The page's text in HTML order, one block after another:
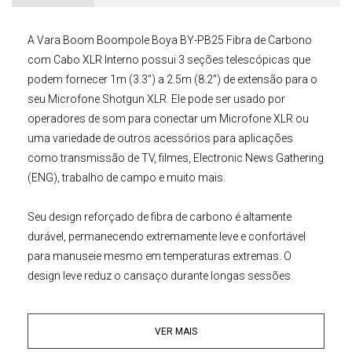
A Vara Boom Boompole Boya BY-PB25 Fibra de Carbono
com Cabo XLR Interno possui 3 seções telescópicas que
podem fornecer 1m (3.3") a 2.5m (8.2") de extensão para o
seu Microfone Shotgun XLR . Ele pode ser usado por
operadores de som para conectar um Microfone XLR ou
uma variedade de outros acessórios para aplicações
como transmissão de TV, filmes, Electronic News Gathering
(ENG), trabalho de campo e muito mais.
Seu design reforçado de fibra de carbono é altamente
durável, permanecendo extremamente leve e confortável
para manuseie mesmo em temperaturas extremas. O
design leve reduz o cansaço durante longas sessões.
Além disso, aVara Boom XLR BYPB25possui um cabo
interno espiral e uma Conexão XLR na base. Um total de três
VER MAIS